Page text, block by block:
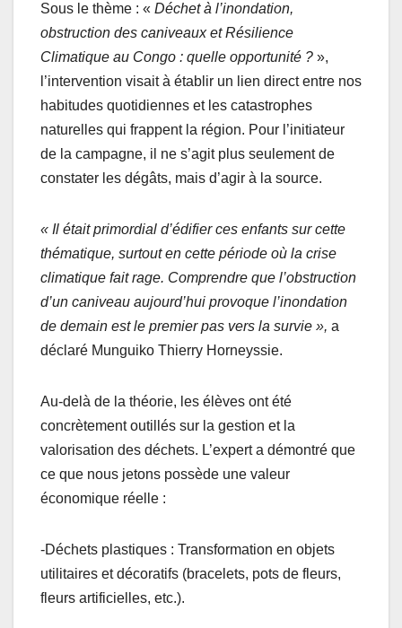
Sous le thème : « Déchet à l’inondation,
obstruction des caniveaux et Résilience
Climatique au Congo : quelle opportunité ? »,
l’intervention visait à établir un lien direct entre nos
habitudes quotidiennes et les catastrophes
naturelles qui frappent la région. Pour l’initiateur
de la campagne, il ne s’agit plus seulement de
constater les dégâts, mais d’agir à la source.
« Il était primordial d’édifier ces enfants sur cette
thématique, surtout en cette période où la crise
climatique fait rage. Comprendre que l’obstruction
d’un caniveau aujourd’hui provoque l’inondation
de demain est le premier pas vers la survie », a
déclaré Munguiko Thierry Horneyssie.
Au-delà de la théorie, les élèves ont été
concrètement outillés sur la gestion et la
valorisation des déchets. L’expert a démontré que
ce que nous jetons possède une valeur
économique réelle :
-Déchets plastiques : Transformation en objets
utilitaires et décoratifs (bracelets, pots de fleurs,
fleurs artificielles, etc.).